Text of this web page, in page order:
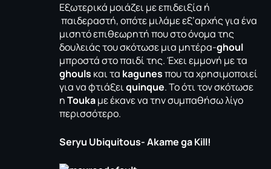
Εξωτερικά μοιάζει με επιδειξία ή
παιδεραστή, οπότε μιλάμε εξ’αρχής για ένα
μισητό επιθεωρητή που στο όνομα της
δουλειάς του σκότωσε μια μητέρα-ghoul
μπροστά στο παιδί της. Έχει εμμονή με τα
ghouls και τα kagunesπου τα χρησιμοποιεί
για να φτιάξειquinque. Το ότι τον σκότωσε
ηToukaμε έκανε να την συμπαθήσω λίγο
περισσότερο.
Seryu Ubiquitous- Akame ga Kill!